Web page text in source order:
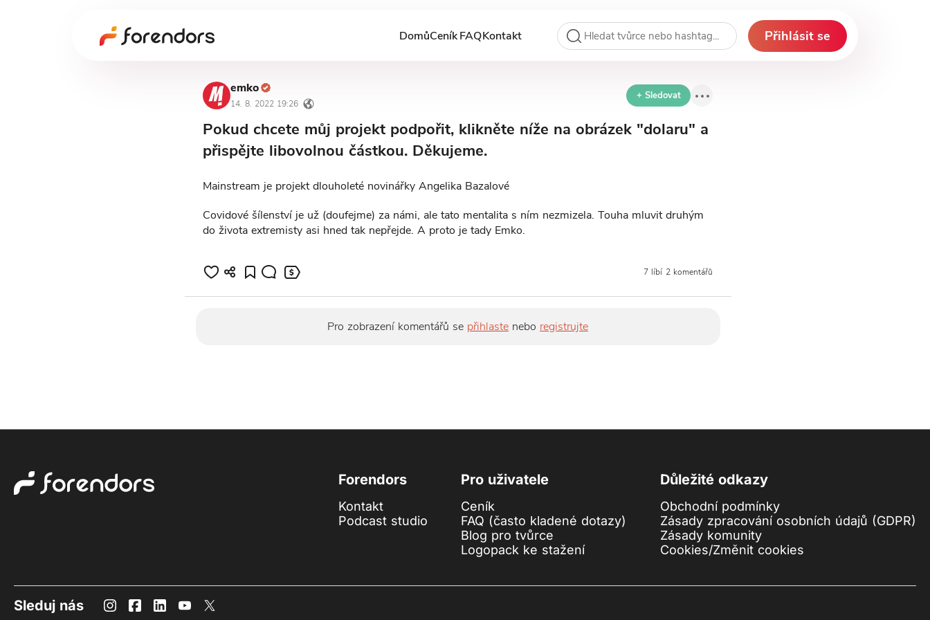
DomůCeníkFAQKontakt Přihlásit se
emko
14. 8. 2022 19:26
+ Sledovat
Pokud chcete můj projekt podpořit, klikněte níže na obrázek "dolaru" a
přispějte libovolnou částkou. Děkujeme.
Mainstream je projekt dlouholeté novinářky Angelika Bazalové
Covidové šílenství je už (doufejme) za námi, ale tato mentalita s ním nezmizela. Touha mluvit druhým
do života extremisty asi hned tak nepřejde. A proto je tady Emko.
7 líbí 2 komentářů
Pro zobrazení komentářů se přihlaste nebo registrujte
Forendors
Kontakt
Podcast studio
Pro uživatele
Ceník
FAQ (často kladené dotazy)
Blog pro tvůrce
Logopack ke stažení
Důležité odkazy
Obchodní podmínky
Zásady zpracování osobních údajů (GDPR)
Zásady komunity
Cookies/Změnit cookies
Sleduj nás